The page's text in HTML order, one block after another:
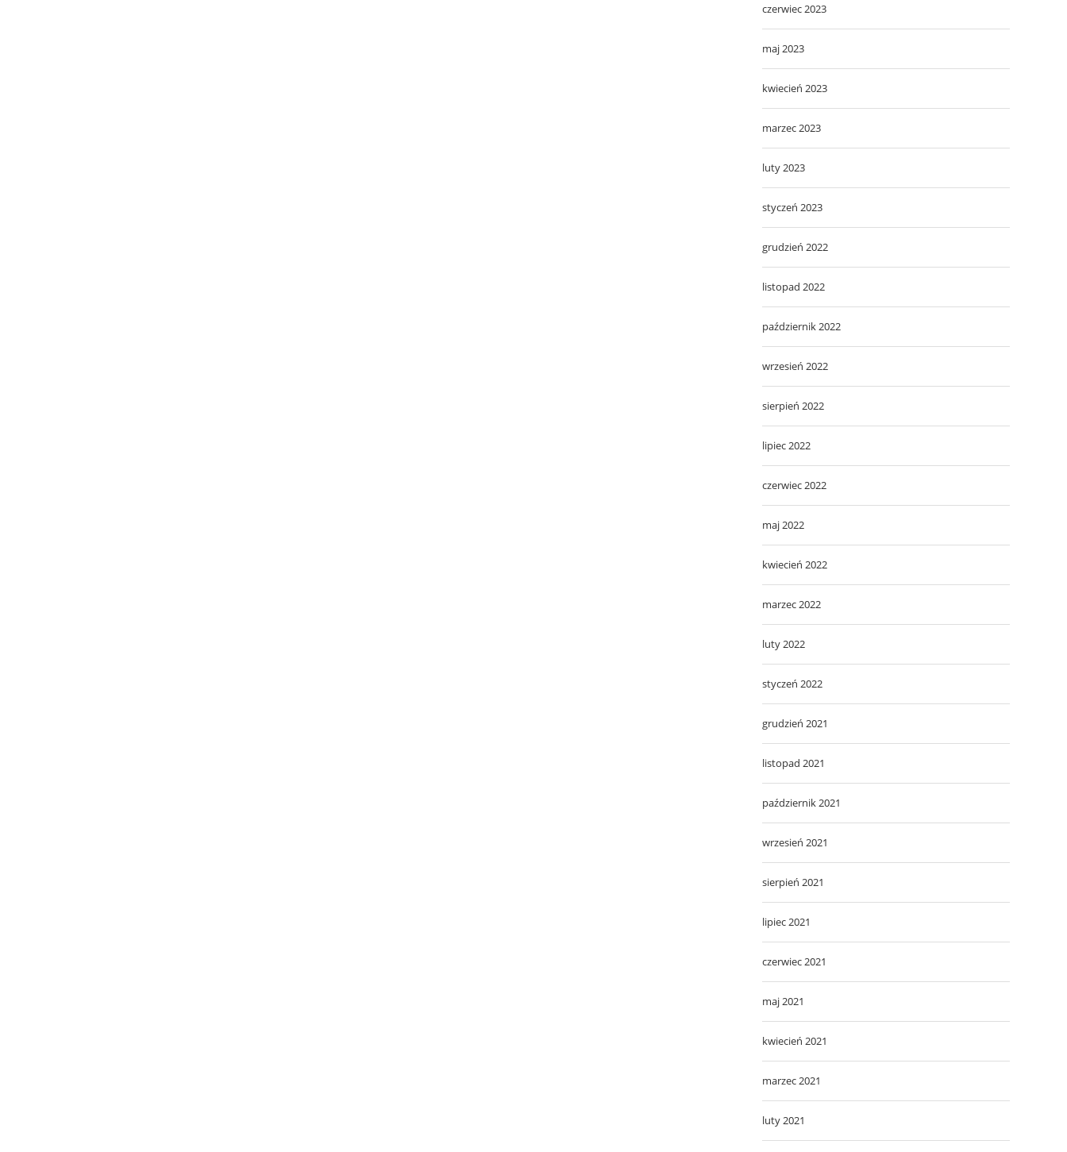
czerwiec 2023
maj 2023
kwiecień 2023
marzec 2023
luty 2023
styczeń 2023
grudzień 2022
listopad 2022
październik 2022
wrzesień 2022
sierpień 2022
lipiec 2022
czerwiec 2022
maj 2022
kwiecień 2022
marzec 2022
luty 2022
styczeń 2022
grudzień 2021
listopad 2021
październik 2021
wrzesień 2021
sierpień 2021
lipiec 2021
czerwiec 2021
maj 2021
kwiecień 2021
marzec 2021
luty 2021